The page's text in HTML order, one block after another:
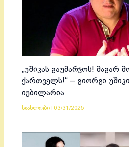
„უშიკას გაუმარჯოს! მაგარ
ქართველს!“ – გიორგი
იუბილარია
სიახლეები 03/31/2025